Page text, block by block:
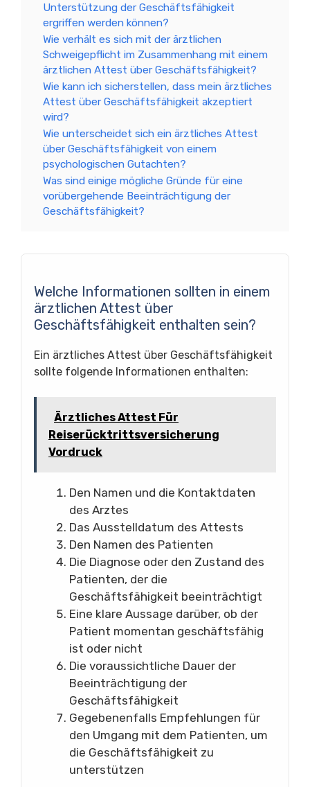
Unterstützung der Geschäftsfähigkeit
ergriffen werden können?
Wie verhält es sich mit der ärztlichen
Schweigepflicht im Zusammenhang mit einem
ärztlichen Attest über Geschäftsfähigkeit?
Wie kann ich sicherstellen, dass mein ärztliches
Attest über Geschäftsfähigkeit akzeptiert
wird?
Wie unterscheidet sich ein ärztliches Attest
über Geschäftsfähigkeit von einem
psychologischen Gutachten?
Was sind einige mögliche Gründe für eine
vorübergehende Beeinträchtigung der
Geschäftsfähigkeit?
Welche Informationen sollten in einem
ärztlichen Attest über
Geschäftsfähigkeit enthalten sein?
Ein ärztliches Attest über Geschäftsfähigkeit
sollte folgende Informationen enthalten:
Ärztliches Attest Für
Reiserücktrittsversicherung
Vordruck
Den Namen und die Kontaktdaten
des Arztes
Das Ausstelldatum des Attests
Den Namen des Patienten
Die Diagnose oder den Zustand des
Patienten, der die
Geschäftsfähigkeit beeinträchtigt
Eine klare Aussage darüber, ob der
Patient momentan geschäftsfähig
ist oder nicht
Die voraussichtliche Dauer der
Beeinträchtigung der
Geschäftsfähigkeit
Gegebenenfalls Empfehlungen für
den Umgang mit dem Patienten, um
die Geschäftsfähigkeit zu
unterstützen